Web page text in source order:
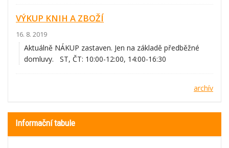
VÝKUP KNIH A ZBOŽÍ
16. 8. 2019
Aktuálně NÁKUP zastaven. Jen na základě předběžné
domluvy. ST, ČT: 10:00-12:00, 14:00-16:30
archív
Informační tabule